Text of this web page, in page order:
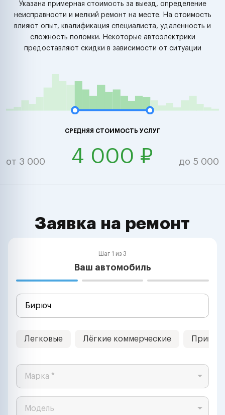
Указана примерная стоимость за выезд, определение
неисправности и мелкий ремонт на месте. На стоимость
влияют опыт, квалификация специалиста, удаленность и
сложность поломки. Некоторые автоэлектрики
предоставляют скидки в зависимости от ситуации
СРЕДНЯЯ СТОИМОСТЬ УСЛУГ
от 3 000 4 000 ₽ до 5 000
Заявка на ремонт
Шаг 1 из 3
Ваш автомобиль
Легковые Лёгкие коммерческие
Марка *
Модель